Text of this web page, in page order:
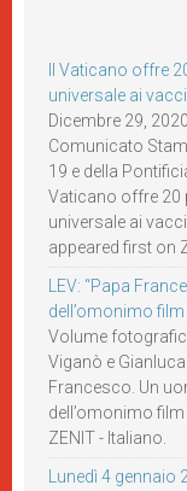
Il Vaticano offre
universale ai
Dicembre 29, 2020
Comunicato
19 e della
Vaticano offre 20
universale ai
appeared first on
LEV: “Papa
dell’omonimo
Volume
Viganò e
Francesco. Un
dell’omonimo
ZENIT - Italiano.
Lunedì 4